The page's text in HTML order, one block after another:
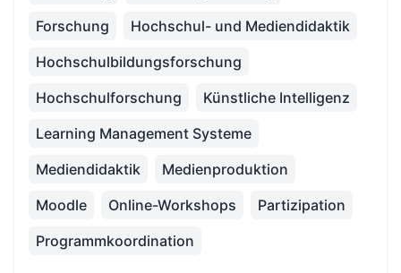
Forschung
Hochschul- und Mediendidaktik
Hochschulbildungsforschung
Hochschulforschung
Künstliche Intelligenz
Learning Management Systeme
Mediendidaktik
Medienproduktion
Moodle
Online-Workshops
Partizipation
Programmkoordination